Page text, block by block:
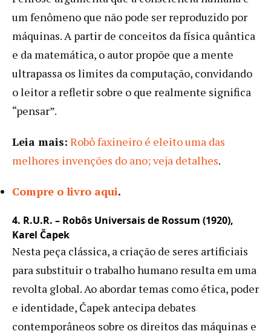
um fenômeno que não pode ser reproduzido por
máquinas. A partir de conceitos da física quântica
e da matemática, o autor propõe que a mente
ultrapassa os limites da computação, convidando
o leitor a refletir sobre o que realmente significa
“pensar”.
Leia mais: Robô faxineiro é eleito uma das
melhores invenções do ano; veja detalhes.
Compre o livro aqui.
4. R.U.R. – Robôs Universais de Rossum (1920),
Karel Čapek
Nesta peça clássica, a criação de seres artificiais
para substituir o trabalho humano resulta em uma
revolta global. Ao abordar temas como ética, poder
e identidade, Čapek antecipa debates
contemporâneos sobre os direitos das máquinas e